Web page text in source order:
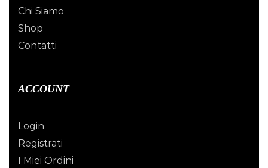
Chi Siamo
Shop
Contatti
ACCOUNT
Login
Registrati
I Miei Ordini